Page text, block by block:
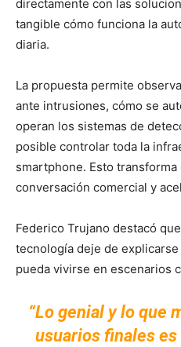
directamente con las
tangible cómo funciona la
diaria.
La propuesta permite
ante intrusiones, cómo se
operan los sistemas de
posible controlar toda la
smartphone. Esto
conversación comercial y
Federico Trujano destacó
tecnología deje de
pueda vivirse en escenarios
“Lo genial y lo que
usuarios finales